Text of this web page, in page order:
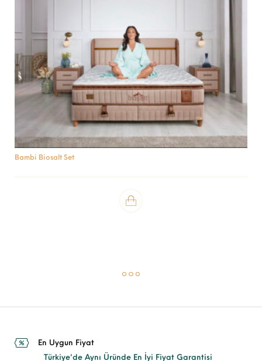
Bambi Biosalt Set
En Uygun Fiyat
Türkiye'de Aynı Üründe En İyi Fiyat Garantisi